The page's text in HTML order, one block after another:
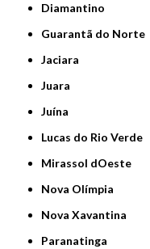
Diamantino
Guarantã do Norte
Jaciara
Juara
Juína
Lucas do Rio Verde
Mirassol dOeste
Nova Olímpia
Nova Xavantina
Paranatinga